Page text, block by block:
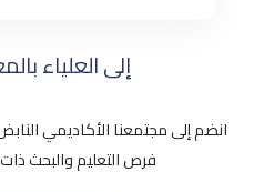
إلى العلياء
انضم إلى مجتمعنا الأكاديمي
فرص التعليم والبحث